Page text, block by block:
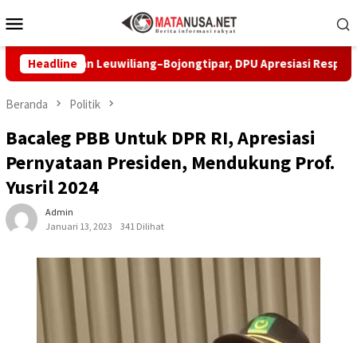
ke
Mobile
Headline
Jalan Leuwiliang–Bojongtipar, DPU Apresiasi Respons
Beranda Politik
Bacaleg PBB Untuk DPR RI, Apresiasi
Pernyataan Presiden, Mendukung Prof.
Yusril 2024
Admin
Januari 13, 2023
341 Dilihat